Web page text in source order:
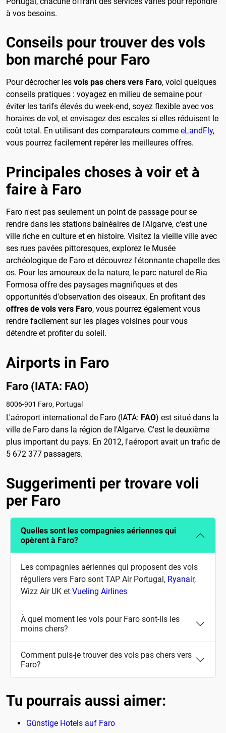
à vos besoins.
Conseils pour trouver des vols
bon marché pour Faro
Pour décrocher les vols pas chers vers Faro, voici quelques
conseils pratiques : voyagez en milieu de semaine pour
éviter les tarifs élevés du week-end, soyez flexible avec vos
horaires de vol, et envisagez des escales si elles réduisent le
coût total. En utilisant des comparateurs comme eLandFly,
vous pourrez facilement repérer les meilleures offres.
Principales choses à voir et à
faire à Faro
Faro n'est pas seulement un point de passage pour se
rendre dans les stations balnéaires de l'Algarve, c'est une
ville riche en culture et en histoire. Visitez la vieille ville avec
ses rues pavées pittoresques, explorez le Musée
archéologique de Faro et découvrez l'étonnante chapelle des
os. Pour les amoureux de la nature, le parc naturel de Ria
Formosa offre des paysages magnifiques et des
opportunités d'observation des oiseaux. En profitant des
offres de vols vers Faro, vous pourrez également vous
rendre facilement sur les plages voisines pour vous
détendre et profiter du soleil.
Airports in Faro
Faro (IATA: FAO)
8006-901 Faro, Portugal
L'aéroport international de Faro (IATA: FAO) est situé dans la
ville de Faro dans la région de l'Algarve. C'est le deuxième
plus important du pays. En 2012, l'aéroport avait un trafic de
5 672 377 passagers.
Suggerimenti per trovare voli
per Faro
Quelles sont les compagnies aériennes qui
opèrent à Faro?
Les compagnies aériennes qui proposent des vols
réguliers vers Faro sont TAP Air Portugal, Ryanair,
Wizz Air UK et Vueling Airlines
À quel moment les vols pour Faro sont-ils les
moins chers?
Comment puis-je trouver des vols pas chers vers
Faro?
Tu pourrais aussi aimer:
Günstige Hotels auf Faro